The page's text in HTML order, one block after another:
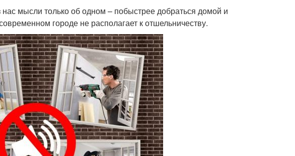
мысли только об одном – побыстрее добраться домой и
городе не располагает к отшельничеству.